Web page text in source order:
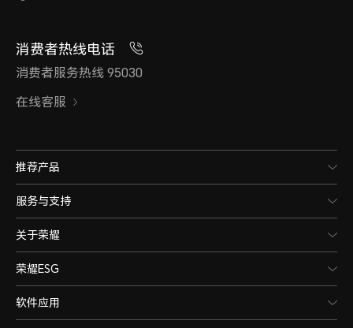
消费者热线电话
消费者服务热线 95030
在线客服
推荐产品
服务与支持
关于荣耀
荣耀ESG
软件应用